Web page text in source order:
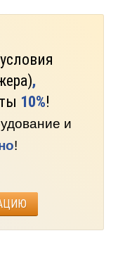
,
10%!
и
!